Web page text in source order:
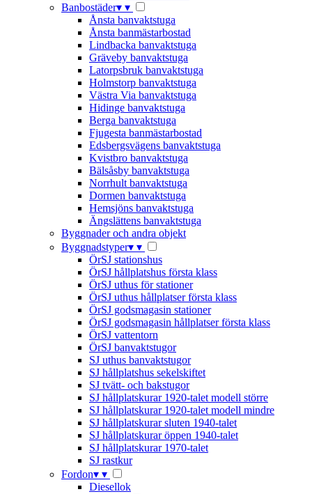
Banbostäder▾ ▾
Ånsta banvaktstuga
Ånsta banmästarbostad
Lindbacka banvaktstuga
Gräveby banvaktstuga
Latorpsbruk banvaktstuga
Holmstorp banvaktstuga
Västra Via banvaktstuga
Hidinge banvaktstuga
Berga banvaktstuga
Fjugesta banmästarbostad
Edsbergsvägens banvaktstuga
Kvistbro banvaktstuga
Bälsåsby banvaktstuga
Norrhult banvaktstuga
Dormen banvaktstuga
Hemsjöns banvaktstuga
Ängslättens banvaktstuga
Byggnader och andra objekt
Byggnadstyper▾ ▾
ÖrSJ stationshus
ÖrSJ hållplatshus första klass
ÖrSJ uthus för stationer
ÖrSJ uthus hållplatser första klass
ÖrSJ godsmagasin stationer
ÖrSJ godsmagasin hållplatser första klass
ÖrSJ vattentorn
ÖrSJ banvaktstugor
SJ uthus banvaktstugor
SJ hållplatshus sekelskiftet
SJ tvätt- och bakstugor
SJ hållplatskurar 1920-talet modell större
SJ hållplatskurar 1920-talet modell mindre
SJ hållplatskurar sluten 1940-talet
SJ hållplatskurar öppen 1940-talet
SJ hållplatskurar 1970-talet
SJ rastkur
Fordon▾ ▾
Diesellok